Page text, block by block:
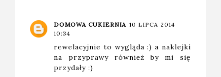
DOMOWA CUKIERNIA 10 LIPCA 2014
10:34
rewelacyjnie to wygląda :) a naklejki
na przyprawy również by mi się
przydały :)